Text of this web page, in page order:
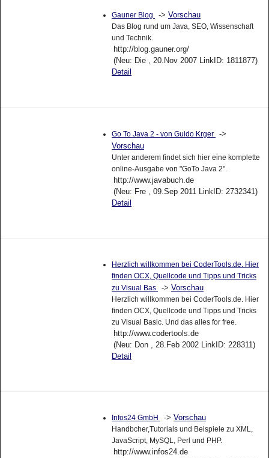
Gauner Blog -> Vorschau
Das Blog rund um Java, SEO, Wissenschaft
und Technik.
http://blog.gauner.org/
(Neu: Die , 20.Nov 2007 LinkID: 1811877)
Detail
Go To Java 2 - von Guido Krger
->
Vorschau
Unter anderem findet sich hier eine komplette
online-Ausgabe von "GoTo Java 2".
http://www.javabuch.de
(Neu: Fre , 09.Sep 2011 LinkID: 2732341)
Detail
Herzlich willkommen bei CoderTools.de. Hier
finden OCX, Quellcode und Tipps und Tricks
zu Visual Bas
-> Vorschau
Herzlich willkommen bei CoderTools.de. Hier
finden OCX, Quellcode und Tipps und Tricks
zu Visual Basic. Und das alles for free.
http://www.codertools.de
(Neu: Don , 28.Feb 2002 LinkID: 228311)
Detail
Infos24 GmbH -> Vorschau
Handbcher,Tutorials und Beispiele zu XML,
JavaScript, MySQL, Perl und PHP.
http://www.infos24.de